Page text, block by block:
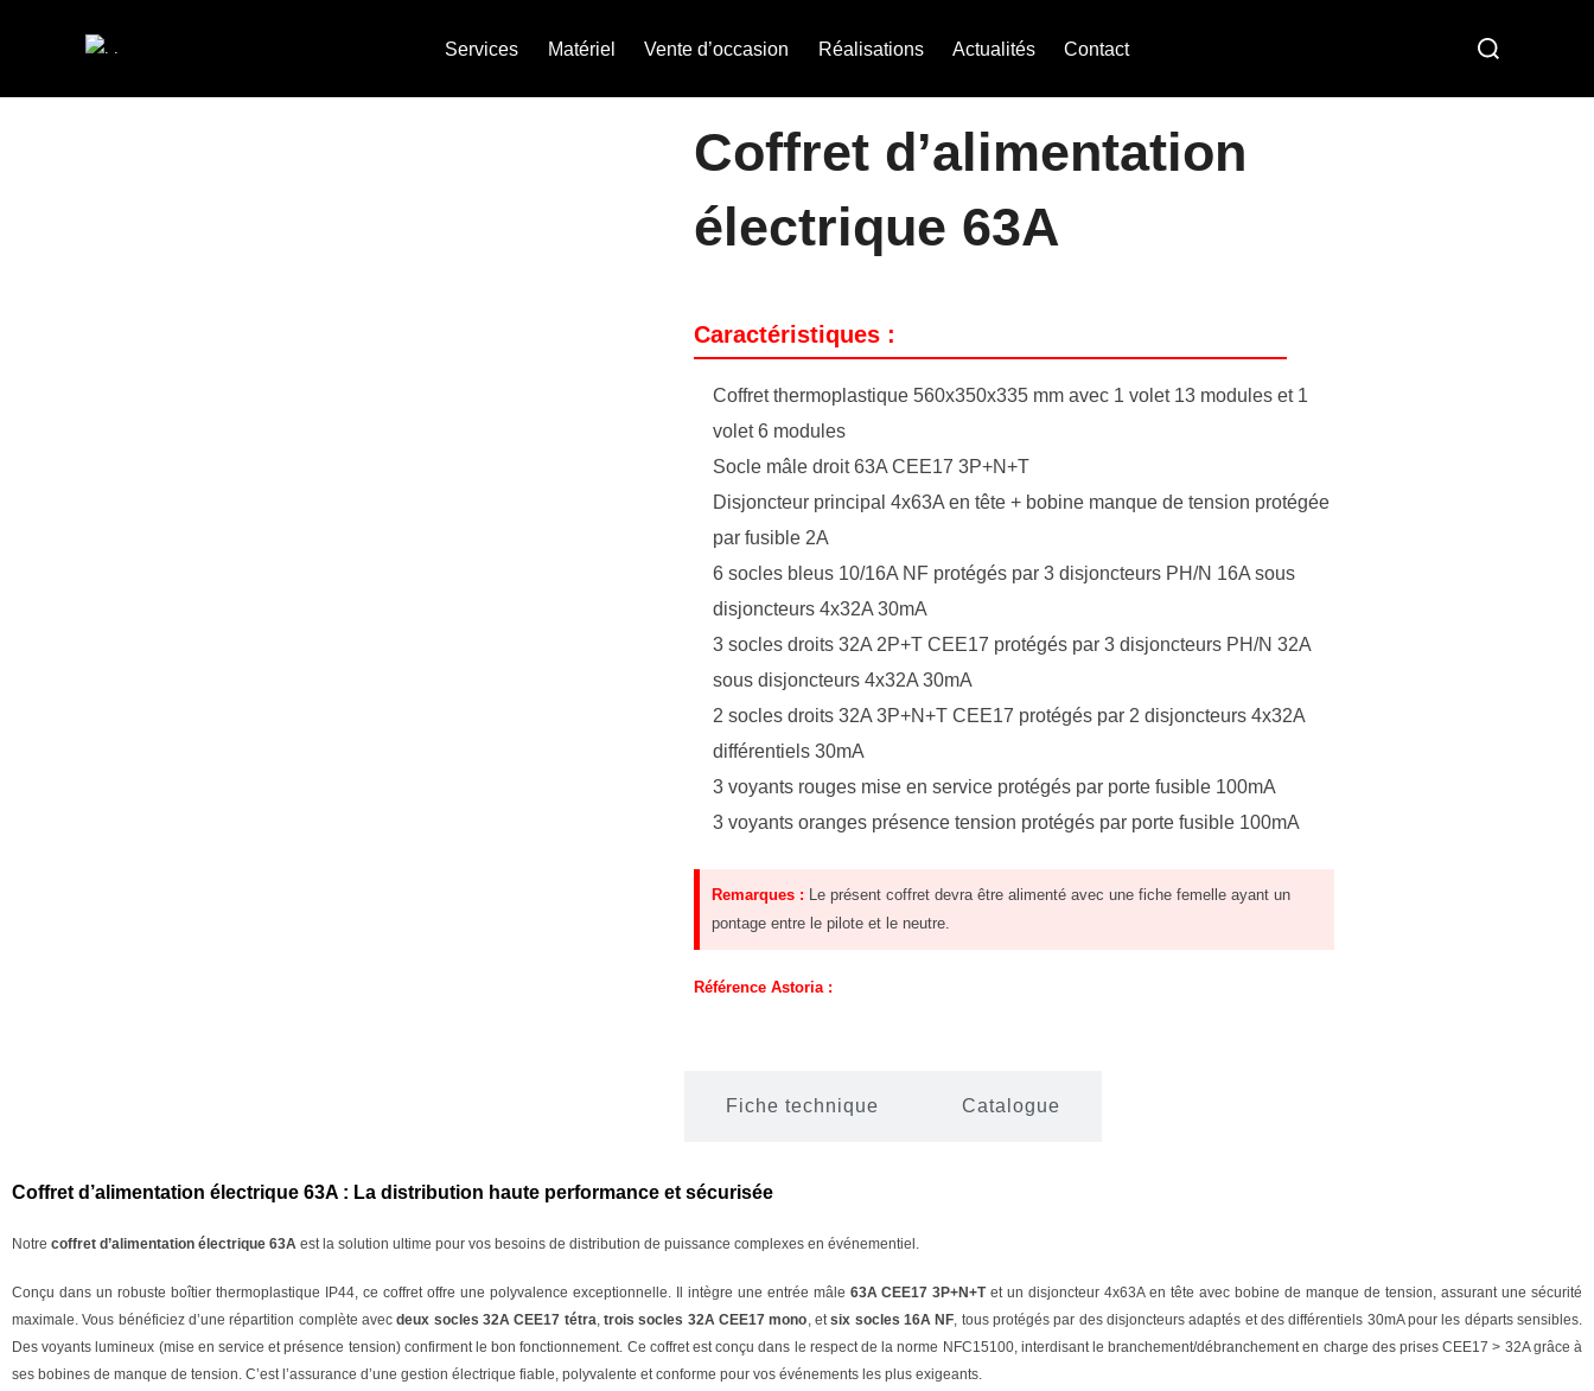
Services Matériel Vente d’occasion Réalisations Actualités Contact
Coffret d’alimentation
électrique 63A
Caractéristiques :
Coffret thermoplastique 560x350x335 mm avec 1 volet 13 modules et 1
volet 6 modules
Socle mâle droit 63A CEE17 3P+N+T
Disjoncteur principal 4x63A en tête + bobine manque de tension protégée
par fusible 2A
6 socles bleus 10/16A NF protégés par 3 disjoncteurs PH/N 16A sous
disjoncteurs 4x32A 30mA
3 socles droits 32A 2P+T CEE17 protégés par 3 disjoncteurs PH/N 32A
sous disjoncteurs 4x32A 30mA
2 socles droits 32A 3P+N+T CEE17 protégés par 2 disjoncteurs 4x32A
différentiels 30mA
3 voyants rouges mise en service protégés par porte fusible 100mA
3 voyants oranges présence tension protégés par porte fusible 100mA
Remarques : Le présent coffret devra être alimenté avec une fiche femelle ayant un
pontage entre le pilote et le neutre.
Référence Astoria :
Fiche technique Catalogue
Coffret d’alimentation électrique 63A : La distribution haute performance et sécurisée
Notre coffret d’alimentation électrique 63A est la solution ultime pour vos besoins de distribution de puissance complexes en événementiel.
Conçu dans un robuste boîtier thermoplastique IP44, ce coffret offre une polyvalence exceptionnelle. Il intègre une entrée mâle 63A CEE17 3P+N+Tet un disjoncteur 4x63A en tête avec bobine de manque de tension, assurant une sécurité
maximale. Vous bénéficiez d’une répartition complète avecdeux socles 32A CEE17 tétra,trois socles 32A CEE17 mono, etsix socles 16A NF, tous protégés par des disjoncteurs adaptés et des différentiels 30mA pour les départs sensibles.
Des voyants lumineux (mise en service et présence tension) confirment le bon fonctionnement. Ce coffret est conçu dans le respect de la norme NFC15100, interdisant le branchement/débranchement en charge des prises CEE17 > 32A grâce à
ses bobines de manque de tension. C’est l’assurance d’une gestion électrique fiable, polyvalente et conforme pour vos événements les plus exigeants.